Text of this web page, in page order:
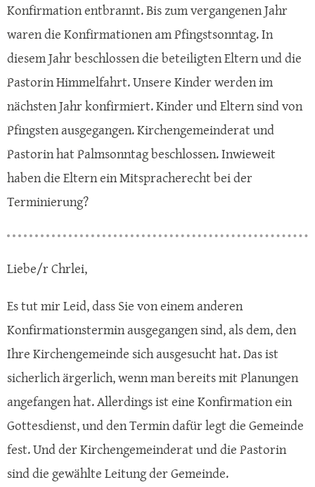
Konfirmation entbrannt. Bis zum vergangenen Jahr
waren die Konfirmationen am Pfingstsonntag. In
diesem Jahr beschlossen die beteiligten Eltern und die
Pastorin Himmelfahrt. Unsere Kinder werden im
nächsten Jahr konfirmiert. Kinder und Eltern sind von
Pfingsten ausgegangen. Kirchengemeinderat und
Pastorin hat Palmsonntag beschlossen. Inwieweit
haben die Eltern ein Mitspracherecht bei der
Terminierung?
Liebe/r Chrlei,
Es tut mir Leid, dass Sie von einem anderen
Konfirmationstermin ausgegangen sind, als dem, den
Ihre Kirchengemeinde sich ausgesucht hat. Das ist
sicherlich ärgerlich, wenn man bereits mit Planungen
angefangen hat. Allerdings ist eine Konfirmation ein
Gottesdienst, und den Termin dafür legt die Gemeinde
fest. Und der Kirchengemeinderat und die Pastorin
sind die gewählte Leitung der Gemeinde.